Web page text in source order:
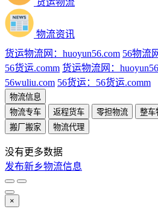
物流资讯
货运物流网：huoyun56.com 56物流
56货运.comm 货运物流网：
56wuliu.com 56货运：56货运.comm
物流信息
物流专车
返程货车 零担物流 整车
搬厂搬家
物流代理
没有更多数据
发布新乡物流信息
×